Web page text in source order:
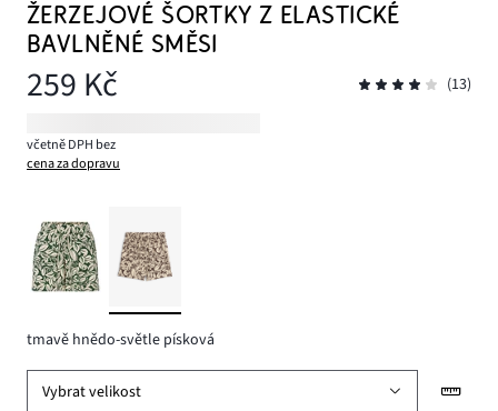
ŽERZEJOVÉ ŠORTKY Z ELASTICKÉ
BAVLNĚNÉ SMĚSI
259 Kč (13)
včetně DPH bez
cena za dopravu
tmavě hnědo-světle písková
Vybrat velikost